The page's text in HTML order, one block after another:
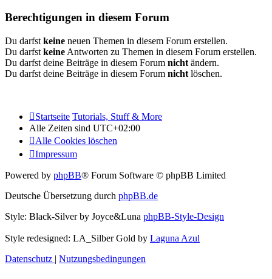
Berechtigungen in diesem Forum
Du darfst keine neuen Themen in diesem Forum erstellen.
Du darfst keine Antworten zu Themen in diesem Forum erstellen.
Du darfst deine Beiträge in diesem Forum nicht ändern.
Du darfst deine Beiträge in diesem Forum nicht löschen.
Startseite Tutorials, Stuff & More
Alle Zeiten sind UTC+02:00
Alle Cookies löschen
Impressum
Powered by phpBB® Forum Software © phpBB Limited
Deutsche Übersetzung durch phpBB.de
Style: Black-Silver by Joyce&Luna phpBB-Style-Design
Style redesigned: LA_Silber Gold by Laguna Azul
Datenschutz | Nutzungsbedingungen